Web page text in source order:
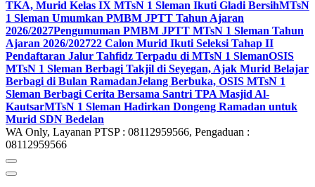
TKA, Murid Kelas IX MTsN 1 Sleman Ikuti Gladi BersihMTsN
1 Sleman Umumkan PMBM JPTT Tahun Ajaran
2026/2027Pengumuman PMBM JPTT MTsN 1 Sleman Tahun
Ajaran 2026/202722 Calon Murid Ikuti Seleksi Tahap II
Pendaftaran Jalur Tahfidz Terpadu di MTsN 1 SlemanOSIS
MTsN 1 Sleman Berbagi Takjil di Seyegan, Ajak Murid Belajar
Berbagi di Bulan RamadanJelang Berbuka, OSIS MTsN 1
Sleman Berbagi Cerita Bersama Santri TPA Masjid Al-
KautsarMTsN 1 Sleman Hadirkan Dongeng Ramadan untuk
Murid SDN Bedelan
WA Only, Layanan PTSP : 08112959566, Pengaduan :
08112959566